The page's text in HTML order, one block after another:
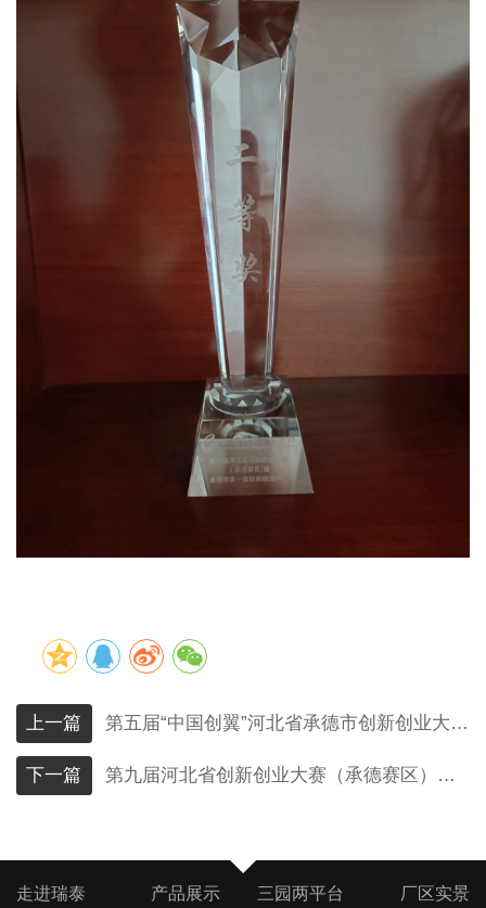
上一篇 第五届“中国创翼”河北省承德市创新创业大赛乡村振兴专项赛一等奖
下一篇 第九届河北省创新创业大赛（承德赛区）二等奖-2021年12月
走进瑞泰 产品展示 三园两平台 厂区实景